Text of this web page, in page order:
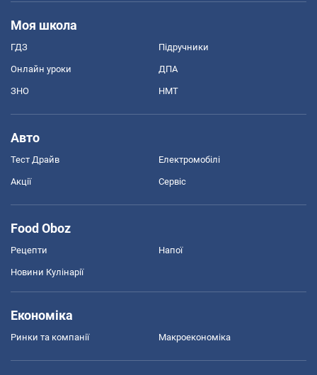
Моя школа
ГДЗ Підручники
Онлайн уроки ДПА
ЗНО НМТ
Авто
Тест Драйв Електромобілі
Акції Сервіс
Food Oboz
Рецепти Напої
Новини Кулінарії
Економіка
Ринки та компанії Макроекономіка